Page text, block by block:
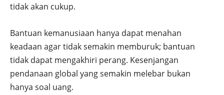
tidak akan cukup.
Bantuan kemanusiaan hanya dapat menahan
keadaan agar tidak semakin memburuk; bantuan
tidak dapat mengakhiri perang. Kesenjangan
pendanaan global yang semakin melebar bukan
hanya soal uang.